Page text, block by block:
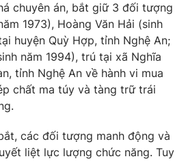
Podcast
Infographic
Shorts video
chuyên án, bắt giữ 3 đối tượng
1973), Hoàng Văn Hải (sinh
huyện Quỳ Hợp, tỉnh Nghệ An;
năm 1994), trú tại xã Nghĩa
tỉnh Nghệ An về hành vi mua
chất ma túy và tàng trữ trái
các đối tượng manh động và
liệt lực lượng chức năng. Tuy